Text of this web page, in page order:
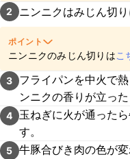
2 ニンニクはみじん切り
ポイント
ニンニクのみじん切りはこ
3
フライパンを中火で
ンニクの香りが立った
4
玉ねぎに火が通った
す。
5 牛豚合びき肉の色が